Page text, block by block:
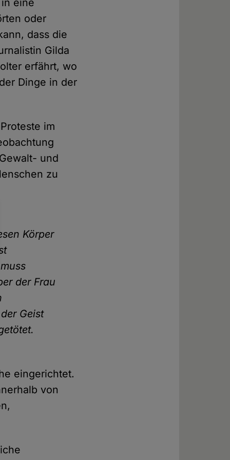
eine
oder
dass die
Gilda
erfährt, wo
Dinge in der
im
und
zu
Körper
der Frau
Geist
eingerichtet.
von